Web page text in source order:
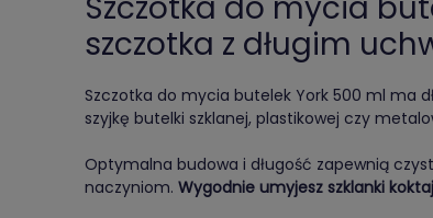
szczotka z długim
Szczotka do mycia butelek York 500 ml ma
szyjkę butelki szklanej, plastikowej czy
Optymalna budowa i długość zapewnią
naczyniom. Wygodnie umyjesz szklanki